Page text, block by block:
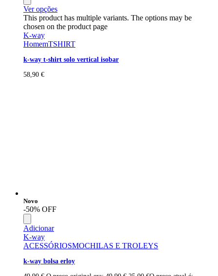
Ver opções
This product has multiple variants. The options may be
chosen on the product page
K-way
HomemTSHIRT
k-way t-shirt solo vertical isobar
58,90 €
Novo
-50% OFF
Adicionar
K-way
ACESSÓRIOSMOCHILAS E TROLEYS
k-way bolsa erloy